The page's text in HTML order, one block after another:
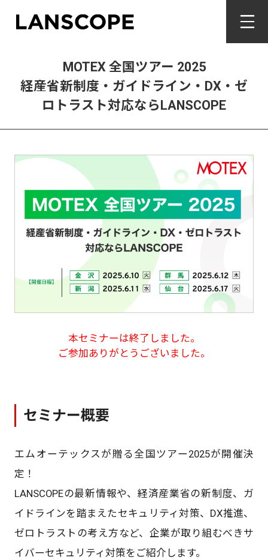
MOTEX 全国ツアー 2025
経産省新制度・ガイドライン・DX・ゼ
ロトラスト対応ならLANSCOPE
本セミナーは終了しました。
ご参加ありがとうございました。
セミナー概要
エムオーテックスが贈る全国ツアー2025が開催決
定！
LANSCOPEの最新情報や、経済産業省の新制度、ガ
イドラインを踏まえたセキュリティ対策、DX推進、
ゼロトラストの考え方など、企業が取り組むべきサ
イバーセキュリティ対策をご紹介します。